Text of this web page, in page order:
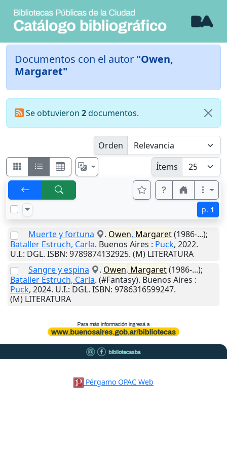
Documentos con el autor "Owen,
Margaret"
Se obtuvieron 2documentos.
Orden
Ítems
p. 1
Muerte y fortuna . Owen, Margaret(1986-...);
Bataller Estruch, Carla. Buenos Aires : Puck, 2022.
U.I.: DGL. ISBN: 9789874132925. (M) LITERATURA
Sangre y espina
. Owen, Margaret(1986-...);
Bataller Estruch, Carla. (#Fantasy). Buenos Aires :
Puck, 2024. U.I.: DGL. ISBN: 9786316599247.
(M) LITERATURA
Pérgamo OPAC Web